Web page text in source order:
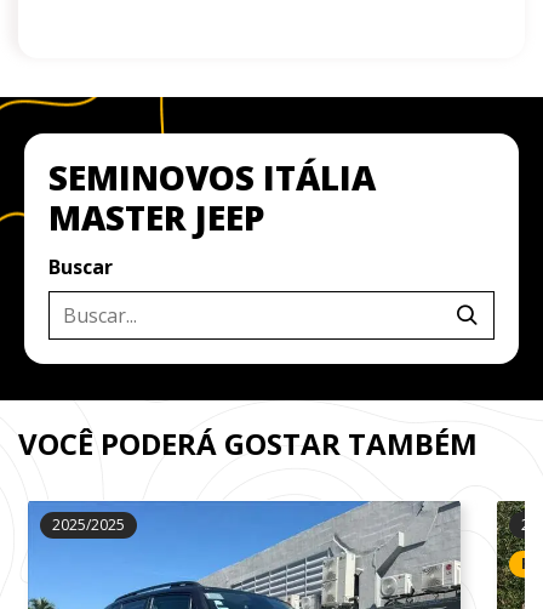
SEMINOVOS ITÁLIA
MASTER JEEP
Buscar
VOCÊ PODERÁ GOSTAR TAMBÉM
2025/2025